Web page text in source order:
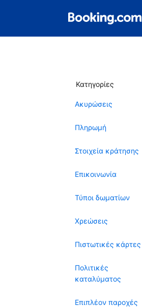
Κατηγορίες
Ακυρώσεις
Πληρωμή
Στοιχεία κράτησης
Επικοινωνία
Τύποι δωματίων
Χρεώσεις
Πιστωτικές κάρτες
Πολιτικές
καταλύματος
Επιπλέον παροχές